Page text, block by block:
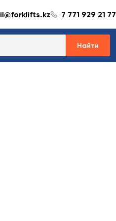
7 771 929 21 77
Найти